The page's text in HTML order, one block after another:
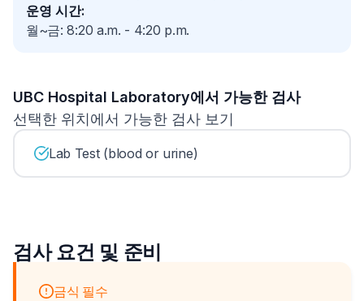
운영 시간:
월~금: 8:20 a.m. - 4:20 p.m.
UBC Hospital Laboratory에서 가능한 검사
선택한 위치에서 가능한 검사 보기
Lab Test (blood or urine)
검사 요건 및 준비
금식 필수